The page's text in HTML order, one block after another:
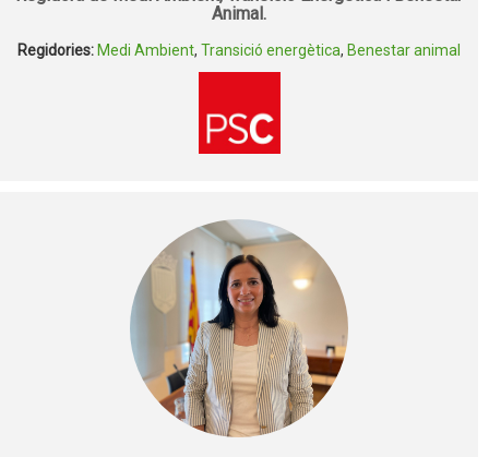
Animal.
Regidories: Medi Ambient, Transició energètica, Benestar animal